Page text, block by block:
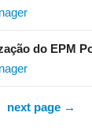
do EPM
next page →